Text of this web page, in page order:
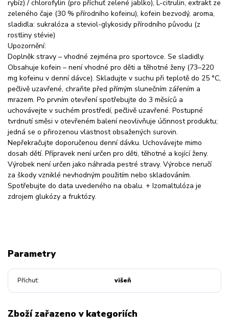
rybíz) / chlorofylin (pro příchuť zelené jablko), L-citrulin, extrakt ze
zeleného čaje (30 % přírodního kofeinu), kofein bezvodý, aroma,
sladidla: sukralóza a steviol-glykosidy přírodního původu (z
rostliny stévie)
Upozornění:
Doplněk stravy – vhodné zejména pro sportovce. Se sladidly.
Obsahuje kofein – není vhodné pro děti a těhotné ženy (73–220
mg kofeinu v denní dávce). Skladujte v suchu při teplotě do 25 °C,
pečlivě uzavřené, chraňte před přímým slunečním zářením a
mrazem. Po prvním otevření spotřebujte do 3 měsíců a
uchovávejte v suchém prostředí, pečlivě uzavřené. Postupné
tvrdnutí směsi v otevřeném balení neovlivňuje účinnost produktu;
jedná se o přirozenou vlastnost obsažených surovin.
Nepřekračujte doporučenou denní dávku. Uchovávejte mimo
dosah dětí. Přípravek není určen pro děti, těhotné a kojící ženy.
Výrobek není určen jako náhrada pestré stravy. Výrobce neručí
za škody vzniklé nevhodným použitím nebo skladováním.
Spotřebujte do data uvedeného na obalu. + Izomaltulóza je
zdrojem glukózy a fruktózy.
Parametry
Příchuť višeň
Zboží zařazeno v kategoriích